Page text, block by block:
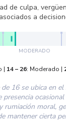
de culpa,
a
MODERADO
| 14– 26: Moderado |
16 se ubica en
presencia
rumiación moral,
mantener cierta